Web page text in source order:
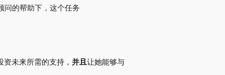
问的帮助下，这个任务
未来所需的支持， 并且让她能够与